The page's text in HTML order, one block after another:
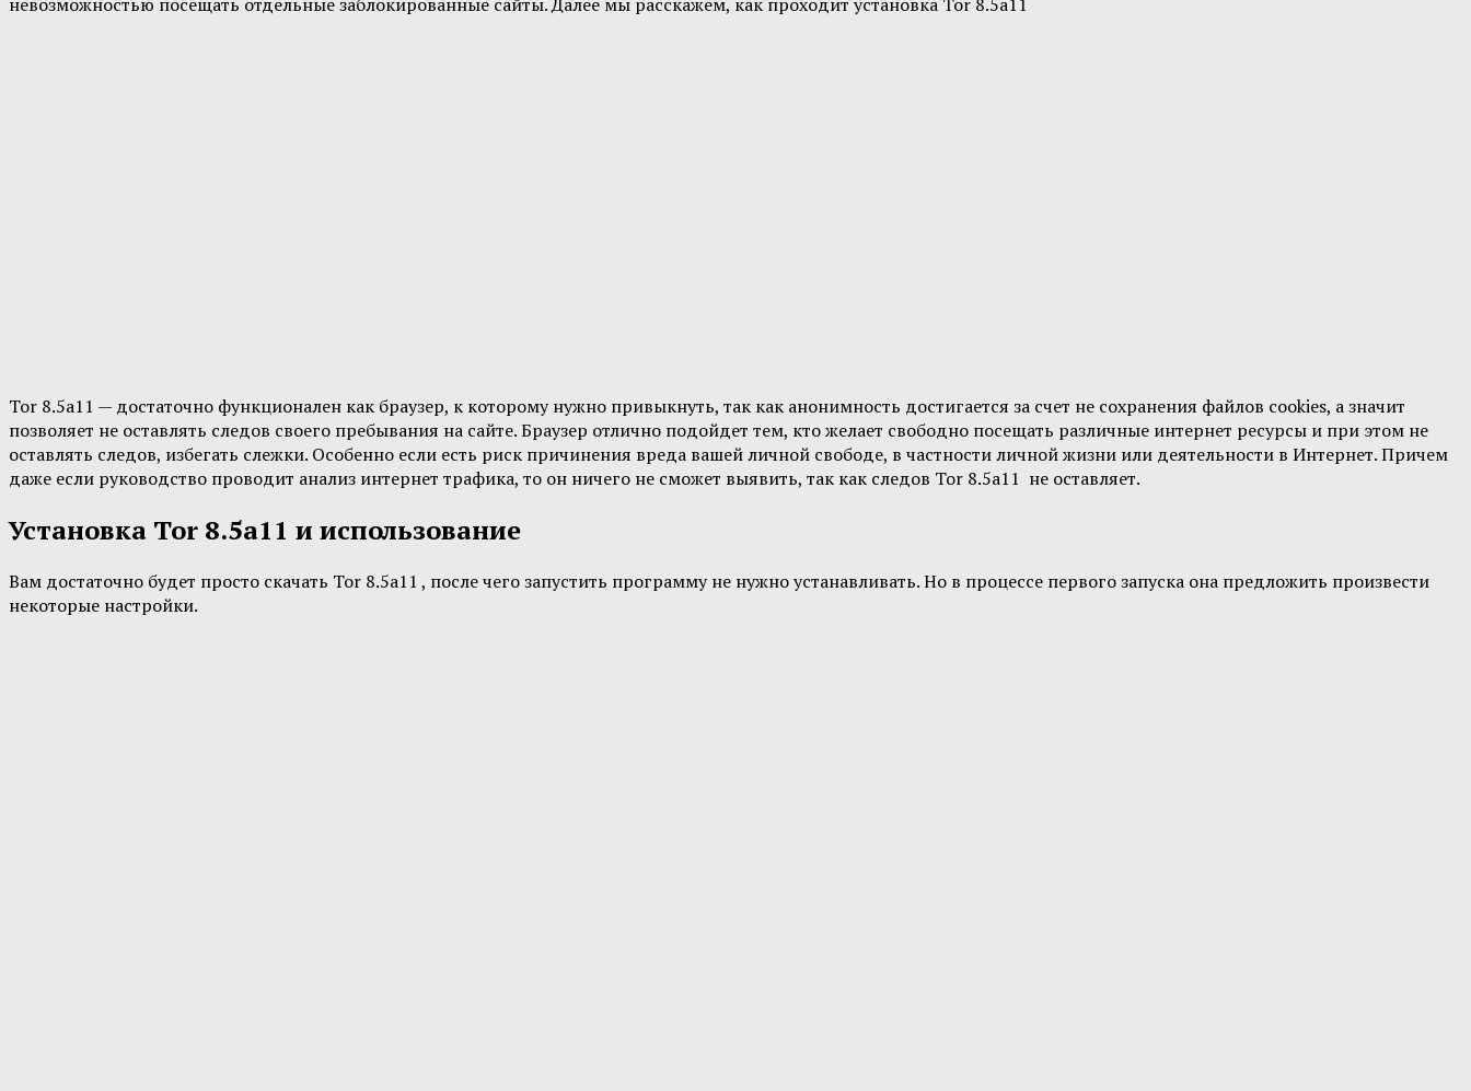
невозможностью посещать отдельные заблокированные сайты. Далее мы расскажем, как проходит установка Tor 8.5a11
Tor 8.5a11 — достаточно функционален как браузер, к которому нужно привыкнуть, так как анонимность достигается за счет не сохранения файлов cookies, а значит
позволяет не оставлять следов своего пребывания на сайте. Браузер отлично подойдет тем, кто желает свободно посещать различные интернет ресурсы и при этом не
оставлять следов, избегать слежки. Особенно если есть риск причинения вреда вашей личной свободе, в частности личной жизни или деятельности в Интернет. Причем
даже если руководство проводит анализ интернет трафика, то он ничего не сможет выявить, так как следов Tor 8.5a11 не оставляет.
Установка Tor 8.5a11 и использование
Вам достаточно будет просто скачать Tor 8.5a11 , после чего запустить программу не нужно устанавливать. Но в процессе первого запуска она предложить произвести
некоторые настройки.